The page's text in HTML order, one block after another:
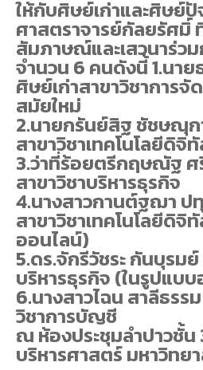
ให้กับศิษย์เก่าและศิษย์
ศาสตราจารย์กัลยรัศมิ์
สัมภาษณ์และเสวนาร่ว
จำนวน 6 คนดังนี้ 1.นา
ศิษย์เก่าสาขาวิชาการจั
สมัยใหม่
2.นายกรันย์สิฐ ชัชษณุ
สาขาวิชาเทคโนโลยีดิจิ
3.ว่าที่ร้อยตรีกฤษณัฐ ศ
สาขาวิชาบริหารธุรกิจ
4.นางสาวกานต์ฐฌา ป
สาขาวิชาเทคโนโลยีดิจิ
ออนไลน์)
5.ดร.จักรีวัชระ กันบุรม
บริหารธุรกิจ (ในรูปแบ
6.นางสาวไฉน สาลีธรร
วิชาการบัญชี
ณ ห้องประชุมลำปาวชั้น
บริหารศาสตร์ มหาวิท